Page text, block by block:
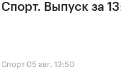
Спорт. Выпуск за
Спорт 05 авг, 13:50